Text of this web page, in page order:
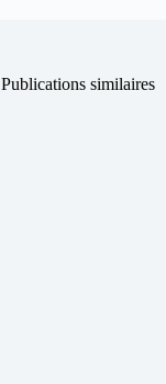
Publications similaires